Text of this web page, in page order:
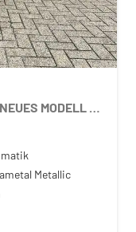
Vision 1.6 T-GDi 150PS Automatik NEUES MODELL MY26 FACELIFT Sitzheizung Lenkradheizung Klimaautomatik Navi Bluetooth Touchscreen Apple CarPlay Android Auto PDC v+h 17"LM Rückf.Kamera ACC 2x Keyless
Metallic